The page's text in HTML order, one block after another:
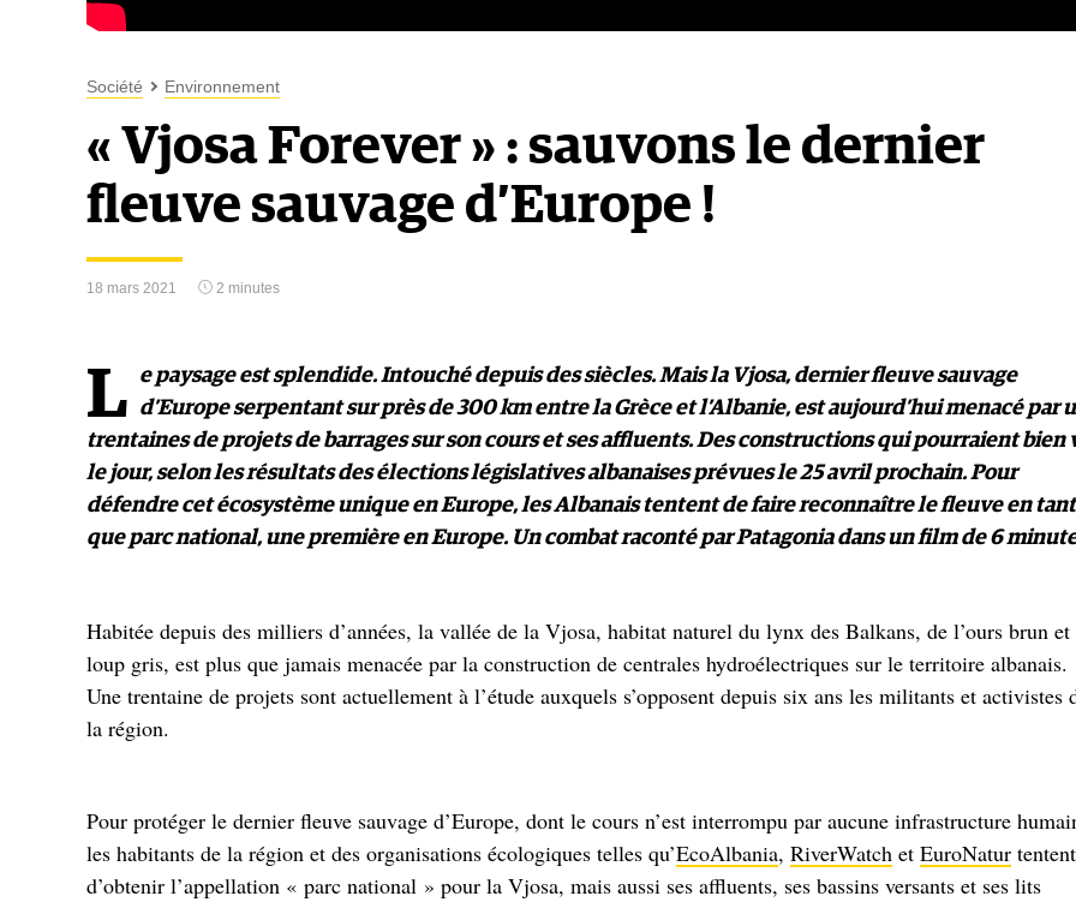
Société Environnement
« Vjosa Forever » : sauvons le dernier
fleuve sauvage d’Europe !
18 mars 2021 2 minutes
L
e paysage est splendide. Intouché depuis des siècles. Mais la Vjosa, dernier fleuve sauvage
d’Europe serpentant sur près de 300 km entre la Grèce et l’Albanie, est aujourd’hui menacé par
trentaines de projets de barrages sur son cours et ses affluents. Des constructions qui pourraient bien
le jour, selon les résultats des élections législatives albanaises prévues le 25 avril prochain. Pour
défendre cet écosystème unique en Europe, les Albanais tentent de faire reconnaître le fleuve en tant
que parc national, une première en Europe. Un combat raconté par Patagonia dans un film de 6
Habitée depuis des milliers d’années, la vallée de la Vjosa, habitat naturel du lynx des Balkans, de l’ours brun et
loup gris, est plus que jamais menacée par la construction de centrales hydroélectriques sur le territoire albanais.
Une trentaine de projets sont actuellement à l’étude auxquels s’opposent depuis six ans les militants et activistes
la région.
Pour protéger le dernier fleuve sauvage d’Europe, dont le cours n’est interrompu par aucune infrastructure
les habitants de la région et des organisations écologiques telles qu’EcoAlbania, RiverWatch et EuroNatur tentent
d’obtenir l’appellation « parc national » pour la Vjosa, mais aussi ses affluents, ses bassins versants et ses lits